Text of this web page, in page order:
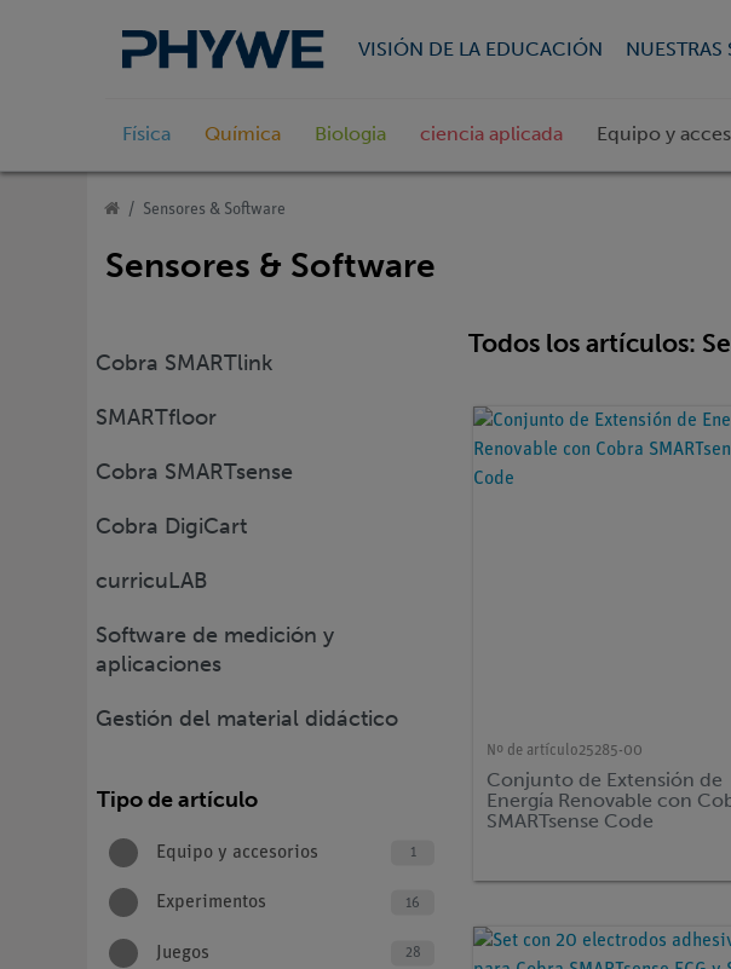
VISIÓN DE LA EDUCACIÓN
Física Química Biologia ciencia aplicada Equipo y
Sensores & Software
Sensores & Software
Cobra SMARTlink
SMARTfloor
Cobra SMARTsense
Cobra DigiCart
curricuLAB
Software de medición y
aplicaciones
Gestión del material didáctico
Tipo de artículo
Equipo y accesorios 1
Experimentos 16
Juegos 28
Todos los artículos:
Nº de artículo25285-00
Conjunto de Extensión de
Energía Renovable con
SMARTsense Code